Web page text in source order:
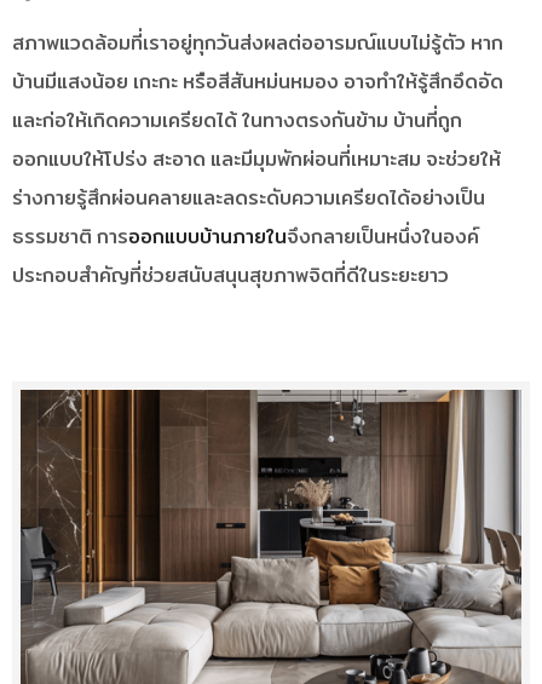
สภาพแวดล้อมที่เราอยู่ทุกวันส่งผลต่ออารมณ์แบบไม่รู้ตัว หาก
บ้านมีแสงน้อย เกะกะ หรือสีสันหม่นหมอง อาจทำให้รู้สึกอึดอัด
และก่อให้เกิดความเครียดได้ ในทางตรงกันข้าม บ้านที่ถูก
ออกแบบให้โปร่ง สะอาด และมีมุมพักผ่อนที่เหมาะสม จะช่วยให้
ร่างกายรู้สึกผ่อนคลายและลดระดับความเครียดได้อย่างเป็น
ธรรมชาติ การออกแบบบ้านภายในจึงกลายเป็นหนึ่งในองค์
ประกอบสำคัญที่ช่วยสนับสนุนสุขภาพจิตที่ดีในระยะยาว